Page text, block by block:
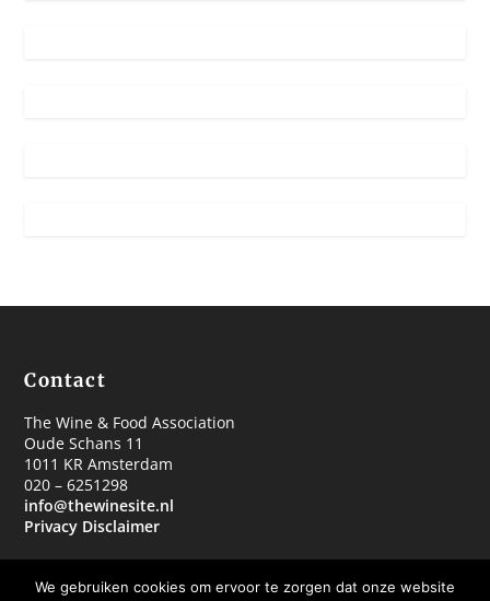
Contact
The Wine & Food Association
Oude Schans 11
1011 KR Amsterdam
020 – 6251298
info@thewinesite.nl
Privacy Disclaimer
We gebruiken cookies om ervoor te zorgen dat onze website